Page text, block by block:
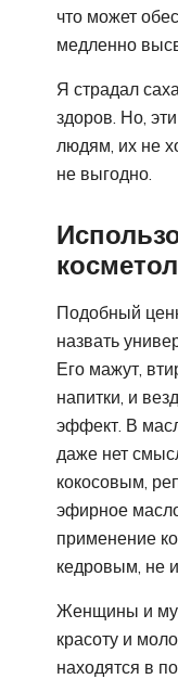
что может
медленно
Я страдал
здоров. Но,
людям, их не
не выгодно.
Подобный
назвать
Его мажут,
напитки, и
эффект. В
даже нет
кокосовым,
эфирное
применение
кедровым, не
Женщины и
красоту и
находятся в